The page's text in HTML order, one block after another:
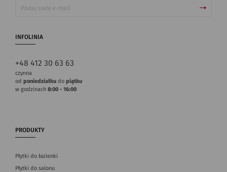
INFOLINIA
+48 412 30 63 63
czynna
od poniedziałku do piątku
w godzinach 8:00 - 16:00
PRODUKTY
Płytki do łazienki
Płytki do salonu